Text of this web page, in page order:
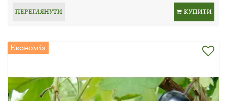
ПЕРЕГЛЯНУТИ КУПИТИ
Економія